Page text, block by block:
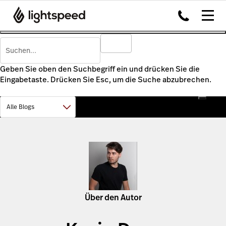
Geben Sie oben den Suchbegriff ein und drücken Sie die
Eingabetaste. Drücken Sie Esc, um die Suche abzubrechen.
Über den Autor